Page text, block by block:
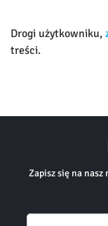
Drogi użytkowniku,
treści.
Zapisz się na